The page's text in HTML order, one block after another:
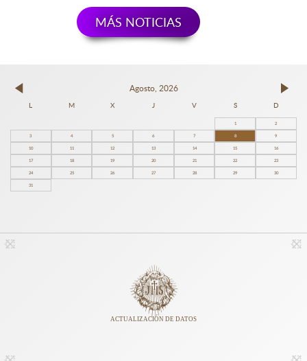
MÁS NOTICIAS
Agosto, 2026
L M X J V S D
1
2
3
4 5 6 7 8
9
10
11 12 13 14 15
16
17
18 19 20 21 22
23
24
25 26 27 28 29
30
31
ACTUALIZACIÓN DE DATOS